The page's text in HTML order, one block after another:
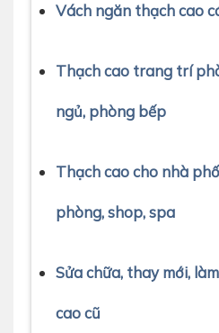
Vách ngăn thạch cao
Thạch cao trang trí
ngủ, phòng bếp
Thạch cao cho nhà
phòng, shop, spa
Sửa chữa, thay mới,
cao cũ